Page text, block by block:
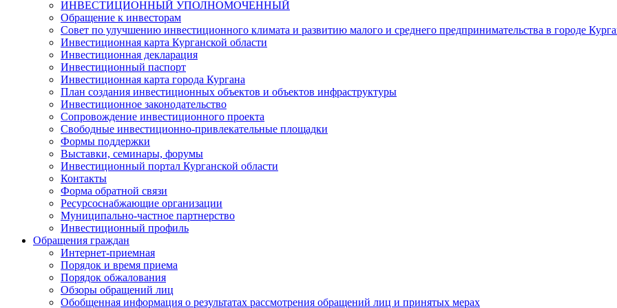
ИНВЕСТИЦИОННЫЙ УПОЛНОМОЧЕННЫЙ
Обращение к инвесторам
Совет по улучшению инвестиционного климата и развитию малого и среднего предпринимательства в городе
Инвестиционная карта Курганской области
Инвестиционная декларация
Инвестиционный паспорт
Инвестиционная карта города Кургана
План создания инвестиционных объектов и объектов инфраструктуры
Инвестиционное законодательство
Сопровождение инвестиционного проекта
Свободные инвестиционно-привлекательные площадки
Формы поддержки
Выставки, семинары, форумы
Инвестиционный портал Курганской области
Контакты
Форма обратной связи
Ресурсоснабжающие организации
Муниципально-частное партнерство
Инвестиционный профиль
Обращения граждан
Интернет-приемная
Порядок и время приема
Порядок обжалования
Обзоры обращений лиц
Обобщенная информация о результатах рассмотрения обращений лиц и принятых мерах